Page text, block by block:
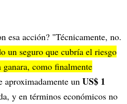
esa acción? "Técnicamente, no.
un seguro que cubría el riesgo
como finalmente
aproximadamente un US$ 1
y en términos económicos no